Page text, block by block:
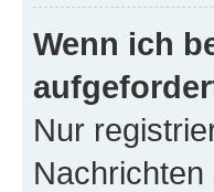
Wenn ich
Nur